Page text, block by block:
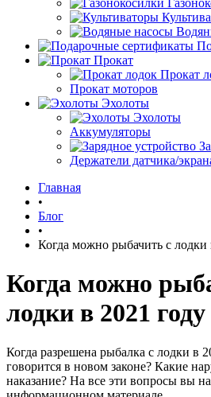
Прокат
Прокат
Прокат моторов
Эхолоты
Эхолоты
Аккумуляторы
Держатели датчика/
Главная
•
Блог
•
Когда можно рыбачить с лодки
Когда можно
лодки в 2021 году
Когда разрешена рыбалка с лодки в
говорится в новом законе? Какие
наказание? На все эти вопросы вы